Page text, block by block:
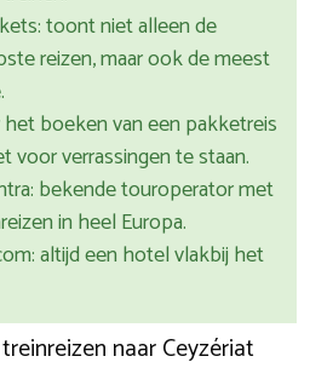
toont niet alleen de
reizen, maar ook de meest
boeken van een pakketreis
voor verrassingen te staan.
bekende touroperator met
in heel Europa.
altijd een hotel vlakbij het
naar Ceyzériat